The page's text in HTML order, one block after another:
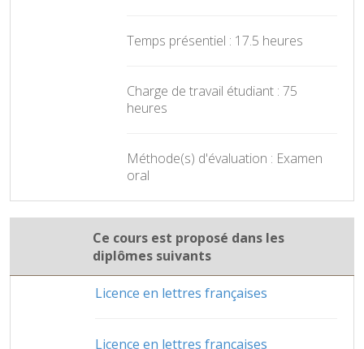
Temps présentiel : 17.5 heures
Charge de travail étudiant : 75
heures
Méthode(s) d'évaluation : Examen
oral
Ce cours est proposé dans les
diplômes suivants
Licence en lettres françaises
Licence en lettres françaises